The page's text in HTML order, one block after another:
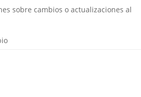
sobre cambios o actualizaciones al